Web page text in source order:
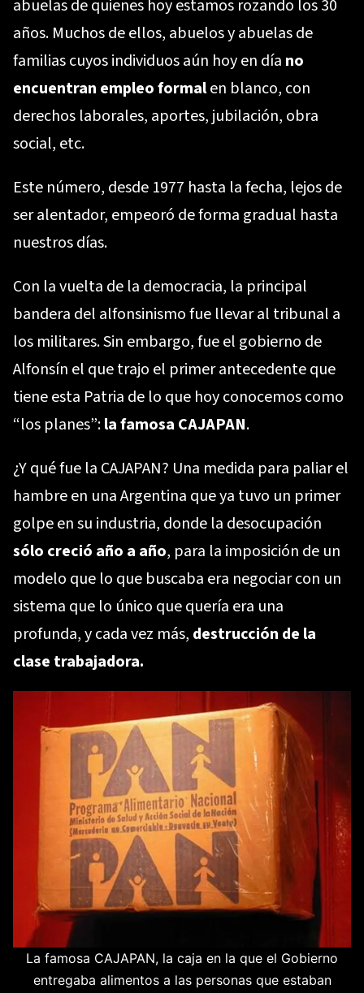
abuelas de quienes hoy estamos rozando los 30
años. Muchos de ellos, abuelos y abuelas de
familias cuyos individuos aún hoy en día no
encuentran empleo formalen blanco, con
derechos laborales, aportes, jubilación, obra
social, etc.
Este número, desde 1977 hasta la fecha, lejos de
ser alentador, empeoró de forma gradual hasta
nuestros días.
Con la vuelta de la democracia, la principal
bandera del alfonsinismo fue llevar al tribunal a
los militares. Sin embargo, fue el gobierno de
Alfonsín el que trajo el primer antecedente que
tiene esta Patria de lo que hoy conocemos como
“los planes”:la famosa CAJAPAN.
¿Y qué fue la CAJAPAN? Una medida para paliar el
hambre en una Argentina que ya tuvo un primer
golpe en su industria, donde la desocupación
sólo creció año a año, para la imposición de un
modelo que lo que buscaba era negociar con un
sistema que lo único que quería era una
profunda, y cada vez más, destrucción de la
clase trabajadora.
La famosa CAJAPAN, la caja en la que el Gobierno
entregaba alimentos a las personas que estaban